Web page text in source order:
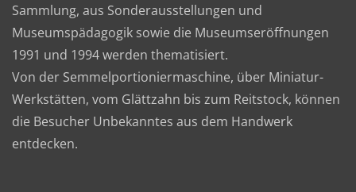
Sammlung, aus Sonderausstellungen und
Museumspädagogik sowie die Museumseröffnungen
1991 und 1994 werden thematisiert.
Von der Semmelportioniermaschine, über Miniatur-
Werkstätten, vom Glättzahn bis zum Reitstock, können
die Besucher Unbekanntes aus dem Handwerk
entdecken.